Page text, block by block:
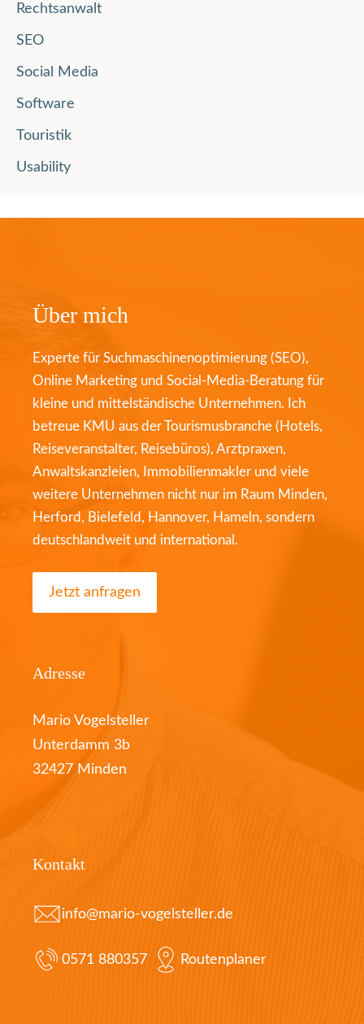
Rechtsanwalt
SEO
Social Media
Software
Touristik
Usability
Über mich
Experte für Suchmaschinenoptimierung (SEO),
Online Marketing und Social-Media-Beratung für
kleine und mittelständische Unternehmen. Ich
betreue KMU aus der Tourismusbranche (Hotels,
Reiseveranstalter, Reisebüros), Arztpraxen,
Anwaltskanzleien, Immobilienmakler und viele
weitere Unternehmen nicht nur im Raum Minden,
Herford, Bielefeld, Hannover, Hameln, sondern
deutschlandweit und international.
Jetzt anfragen
Adresse
Mario Vogelsteller
Unterdamm 3b
32427 Minden
Kontakt
info@mario-vogelsteller.de
0571 880357 Routenplaner